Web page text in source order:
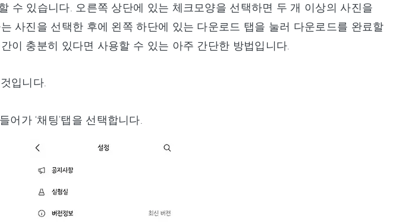
수 있습니다. 오른쪽 상단에 있는 체크모양을 선택하면 두 개 이상의 사진을
사진을 선택한 후에 왼쪽 하단에 있는 다운로드 탭을 눌러 다운로드를 완료할
이 충분히 있다면 사용할 수 있는 아주 간단한 방법입니다.
입니다.
어가 ‘채팅'탭을 선택합니다.